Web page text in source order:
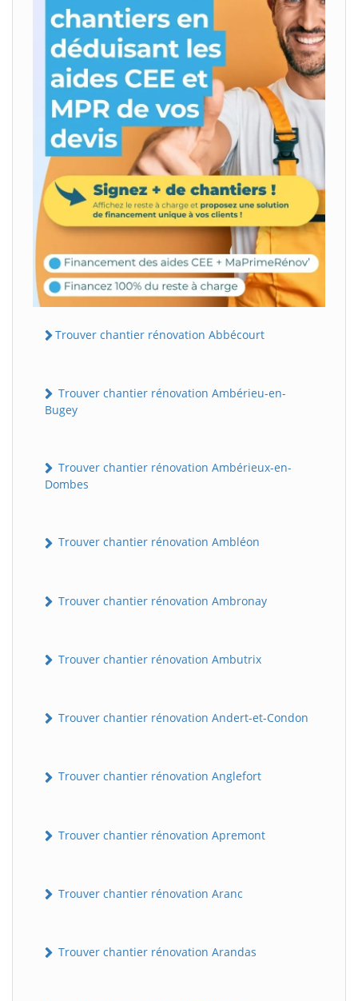
Trouver chantier rénovation Abbécourt
Trouver chantier rénovation Ambérieu-en-
Bugey
Trouver chantier rénovation Ambérieux-en-
Dombes
Trouver chantier rénovation Ambléon
Trouver chantier rénovation Ambronay
Trouver chantier rénovation Ambutrix
Trouver chantier rénovation Andert-et-Condon
Trouver chantier rénovation Anglefort
Trouver chantier rénovation Apremont
Trouver chantier rénovation Aranc
Trouver chantier rénovation Arandas